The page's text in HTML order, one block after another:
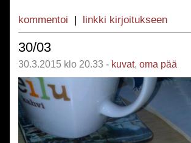
kommentoi | linkki kirjoitukseen
30/03
30.3.2015 klo 20.33 - kuvat, oma pää